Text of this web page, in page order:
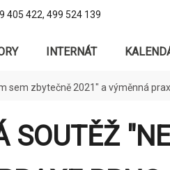
422, 499 524 139
INTERNÁT
sem zbytečně 2021" a výměnná
SOUTĚŽ